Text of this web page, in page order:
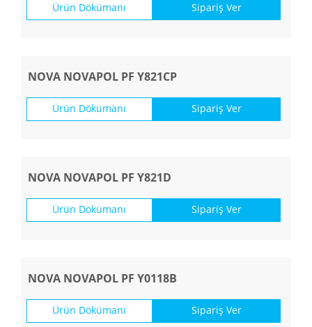
Ürün Dökümanı Sipariş Ver
NOVA NOVAPOL PF Y821CP
Ürün Dökümanı Sipariş Ver
NOVA NOVAPOL PF Y821D
Ürün Dökümanı Sipariş Ver
NOVA NOVAPOL PF Y0118B
Ürün Dökümanı Sipariş Ver